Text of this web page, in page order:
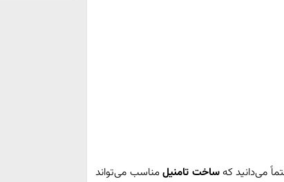
می‌دانید کهساخت تامنیلمناسب می‌تواند